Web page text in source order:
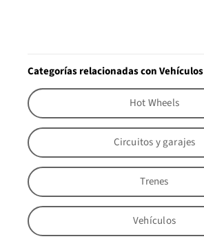
Categorías relacionadas con Vehículos
Hot Wheels
Circuitos y garajes
Trenes
Vehículos